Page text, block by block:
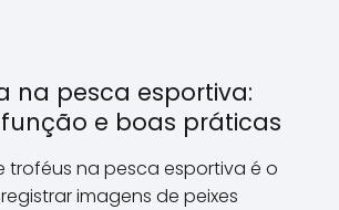
na pesca esportiva:
e boas práticas
troféus na pesca esportiva é o
imagens de peixes